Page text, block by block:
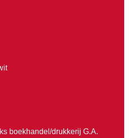
boekhandel/drukkerij G.A.